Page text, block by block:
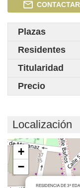
CONTACTAR
Plazas
Residentes
Titularidad
Precio
Localización
Cargando mapa...
RESIDENCIA DE 3ª
+
−